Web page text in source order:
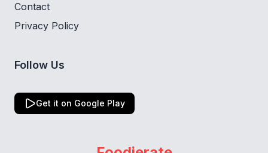
Contact
Privacy Policy
Follow Us
Get it on Google Play